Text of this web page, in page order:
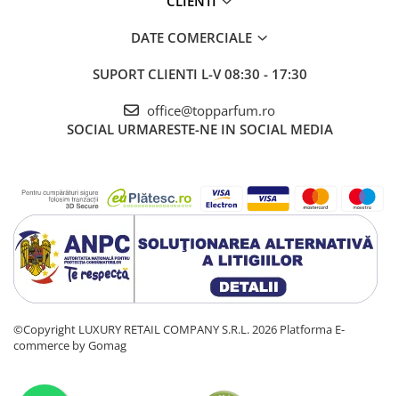
DATE COMERCIALE
SUPORT CLIENTI L-V 08:30 - 17:30
office@topparfum.ro
SOCIAL URMARESTE-NE IN SOCIAL MEDIA
©Copyright LUXURY RETAIL COMPANY S.R.L. 2026 Platforma E-
commerce by Gomag